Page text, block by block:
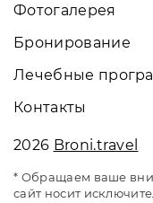
Фотогалерея
Бронирование
Лечебные
Контакты
2026 Broni.travel
* Обращаем ваше
сайт носит